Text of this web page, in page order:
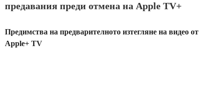
предавания преди отмена на Apple TV+
Предимства на предварителното изтегляне на видео от
Apple+ TV